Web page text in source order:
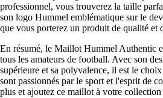
professionnel, vous trouverez la taille
son logo Hummel emblématique sur le
que vous porterez un produit de qualité et
En résumé, le Maillot Hummel Authentic
tous les amateurs de football. Avec son
supérieure et sa polyvalence, il est le
sont passionnés par le sport et l'esprit de
plus et ajoutez ce maillot à votre